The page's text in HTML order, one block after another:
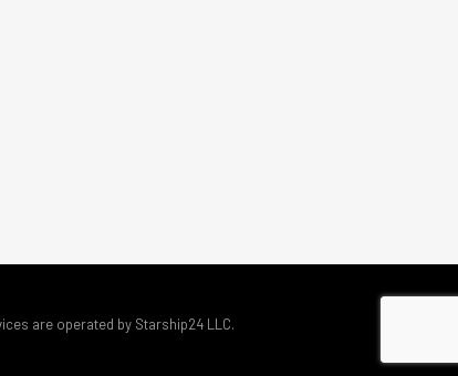
are operated by Starship24 LLC.